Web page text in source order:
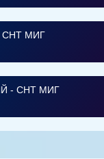
СНТ МИГ
- СНТ МИГ